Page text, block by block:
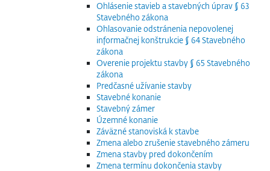
Ohlásenie stavieb a stavebných úprav § 63
Stavebného zákona
Ohlasovanie odstránenia nepovolenej
informačnej konštrukcie § 64 Stavebného
zákona
Overenie projektu stavby § 65 Stavebného
zákona
Predčasné užívanie stavby
Stavebné konanie
Stavebný zámer
Územné konanie
Záväzné stanoviská k stavbe
Zmena alebo zrušenie stavebného zámeru
Zmena stavby pred dokončením
Zmena termínu dokončenia stavby